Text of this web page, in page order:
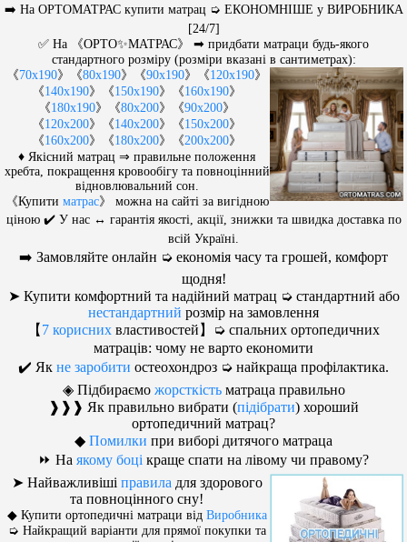
➡️ На ОРТОМАТРАС купити матрац ➭ ЕКОНОМНІШЕ у ВИРОБНИКА
[24/7]
✅ На 《ОРТО✨МАТРАС》 ➡ придбати матраци будь-якого
стандартного розміру (розміри вказані в сантиметрах):
《70x190》《80x190》《90x190》《120x190》
《140x190》《150x190》《160x190》
《180x190》《80x200》《90x200》
《120x200》《140x200》《150x200》
《160x200》《180x200》《200x200》
♦ Якісний матрац ⇒ правильне положення
хребта, покращення кровообігу та повноцінний
відновлювальний сон.
《Купити матрас》 можна на сайті за вигідною
ціною ✔️ У нас ↔ гарантія якості, акції, знижки та швидка доставка по
всій Україні.
➡️ Замовляйте онлайн ➭ економія часу та грошей, комфорт
щодня!
➤ Купити комфортний та надійний матрац ➭ стандартний або
нестандартний розмір на замовлення
【 7 корисних властивостей】➭ спальних ортопедичних
матраців: чому не варто економити
✔️ Як не заробити остеохондроз ➭ найкраща профілактика.
◈ Підбираємо жорсткістьматраца правильно
❱❱❱ Як правильно вибрати (підібрати) хороший
ортопедичний матрац?
◆ Помилки при виборі дитячого матраца
⏩ На якому боці краще спати на лівому чи правому?
➤ Найважливіші правила для здорового
та повноцінного сну!
◆ Купити ортопедичні матраци від Виробника
➭ Найкращий варіанти для прямої покупки та